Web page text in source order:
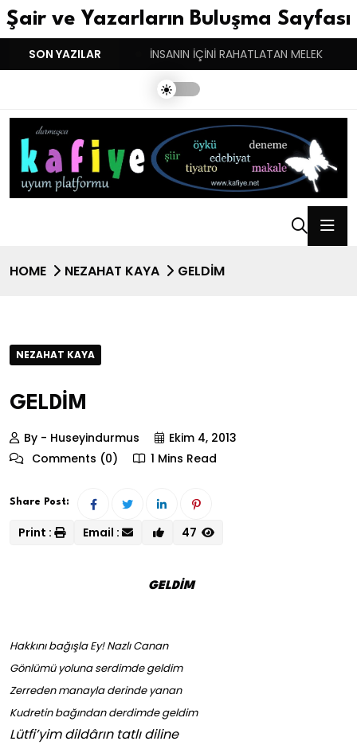
Şair ve Yazarların Buluşma Sayfası
SON YAZILAR
BASARINDIR! İNSANIN İÇİNİ RAHATLATAN MELEK
HOME NEZAHAT KAYA GELDİM
NEZAHAT KAYA
GELDİM
By - Huseyindurmus
Ekim 4, 2013
Comments (0)
1 Mins Read
Share Post:
Print : Email : 47
GELDİM
Hakkını bağışla Ey! Nazlı Canan
Gönlümü yoluna serdimde geldim
Zerreden manayla derinde yanan
Kudretin bağından derdimde geldim
Lütfi’yim dildârın tatlı diline